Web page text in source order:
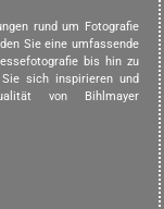
rund um Fotografie
Sie eine umfassende
bis hin zu
sich inspirieren und
von Bihlmayer